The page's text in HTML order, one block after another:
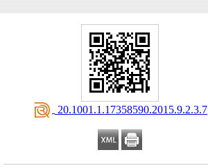
‎ 20.1001.1.17358590.2015.9.2.3.7